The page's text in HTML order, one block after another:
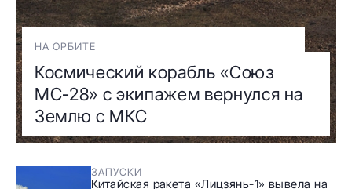
НА ОРБИТЕ
Космический корабль «Союз
МС-28» с экипажем вернулся на
Землю с МКС
ЗАПУСКИ
Китайская ракета «Лицзянь-1» вывела на